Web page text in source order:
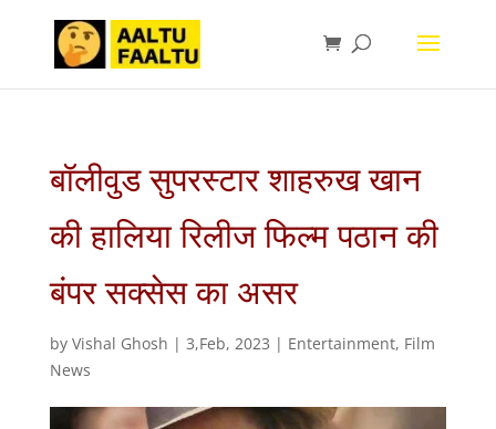
बॉलीवुड सुपरस्टार शाहरुख खान
की हालिया रिलीज फिल्म पठान की
बंपर सक्सेस का असर
by Vishal Ghosh | 3,Feb, 2023 | Entertainment, Film
News